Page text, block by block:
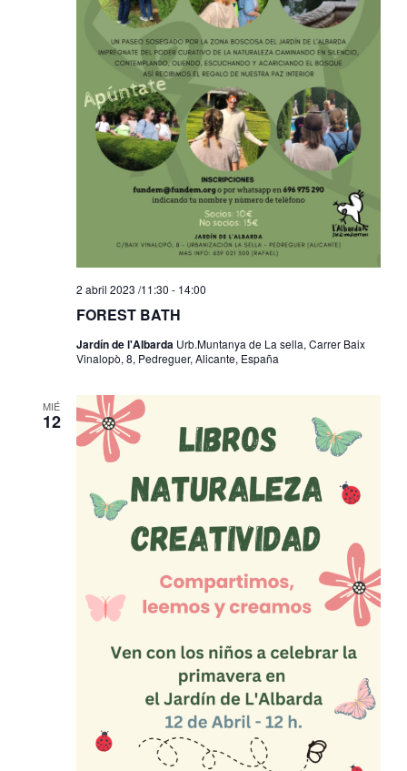
FOREST BATH
2 abril 2023 /11:30 - 14:00
Jardín de l'Albarda Urb.Muntanya de La sella, Carrer Baix
Vinalopò, 8, Pedreguer, Alicante, España
MIÉ
12